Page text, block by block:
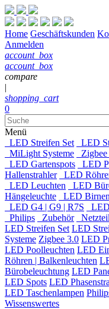
Home Geschäftskunden
Anmelden
account_box
account_box
compare
|
shopping_cart
0
Menü
LED Streifen Set
LED
MiLight Systeme
LED Gartenspots
LED
Hallenstrahler
LED
LED Leuchten
LED
Hängeleuchte
LED Birnen
LED G4 | G9 | R7S
Philips
Zubehör
LED Streifen Set LED
Systeme Zigbee 3.0 LED
LED Poolleuchten LED
Röhren | Balkenleuchten
Bürobeleuchtung LED
LED Spots LED
LED Taschenlampen
Wissenswertes